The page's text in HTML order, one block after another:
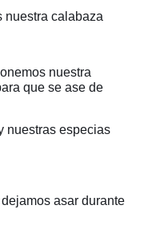
nuestra calabaza
nuestra
que se ase de
nuestras especias
asar durante